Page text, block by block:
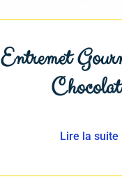
Entremet
Lire la suite